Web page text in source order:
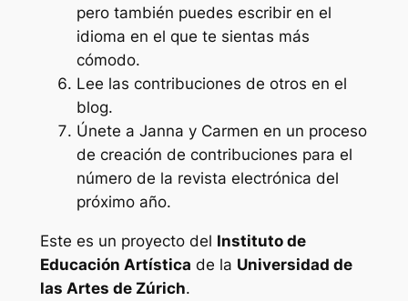
pero también puedes escribir en el
idioma en el que te sientas más
cómodo.
Lee las contribuciones de otros en el
blog.
Únete a Janna y Carmen en un proceso
de creación de contribuciones para el
número de la revista electrónica del
próximo año.
Este es un proyecto del Instituto de
Educación Artística de la Universidad de
las Artes de Zúrich.